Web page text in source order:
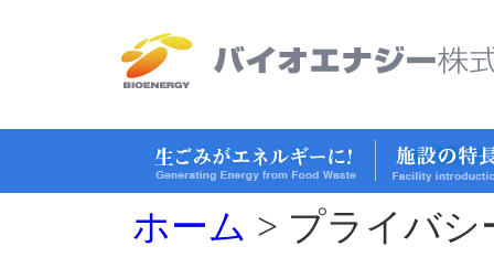
ホーム > プライバシ